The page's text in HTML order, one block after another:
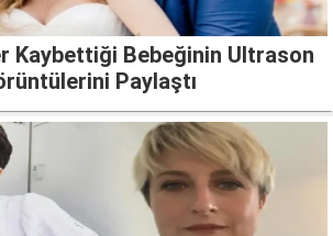
Kaybettiği Bebeğinin Ultrason
Paylaştı